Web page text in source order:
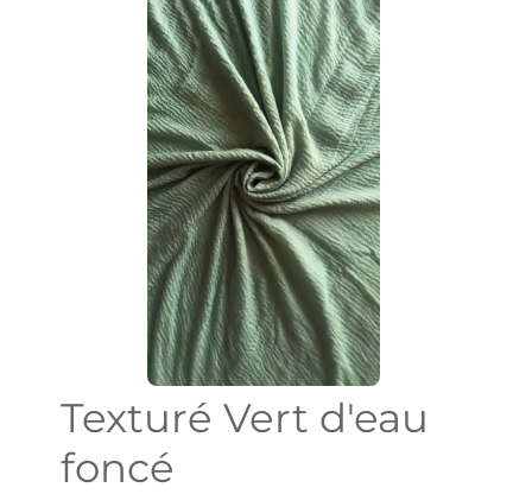
Texturé Vert d'eau
foncé